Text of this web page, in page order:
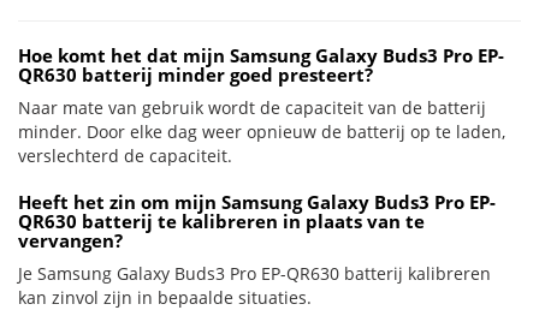
Hoe komt het dat mijn Samsung Galaxy Buds3 Pro EP-
QR630 batterij minder goed presteert?
Naar mate van gebruik wordt de capaciteit van de batterij
minder. Door elke dag weer opnieuw de batterij op te laden,
verslechterd de capaciteit.
Heeft het zin om mijn Samsung Galaxy Buds3 Pro EP-
QR630 batterij te kalibreren in plaats van te
vervangen?
Je Samsung Galaxy Buds3 Pro EP-QR630 batterij kalibreren
kan zinvol zijn in bepaalde situaties.